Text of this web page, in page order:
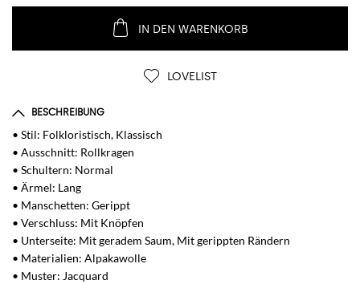
IN DEN WARENKORB
LOVELIST
BESCHREIBUNG
• Stil: Folkloristisch, Klassisch
• Ausschnitt: Rollkragen
• Schultern: Normal
• Ärmel: Lang
• Manschetten: Gerippt
• Verschluss: Mit Knöpfen
• Unterseite: Mit geradem Saum, Mit gerippten Rändern
• Materialien: Alpakawolle
• Muster: Jacquard